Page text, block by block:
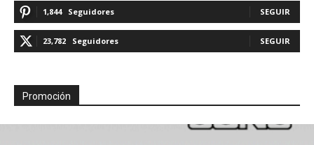
1,844 Seguidores SEGUIR
23,782 Seguidores SEGUIR
Promoción